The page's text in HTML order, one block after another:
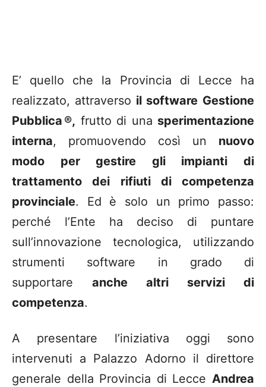
E’ quello che la Provincia di Lecce ha
realizzato, attraverso il software Gestione
Pubblica ®, frutto di una sperimentazione
interna, promuovendo così un nuovo
modo per gestire gli impianti di
trattamento dei rifiuti di competenza
provinciale. Ed è solo un primo passo:
perché l’Ente ha deciso di puntare
sull’innovazione tecnologica, utilizzando
strumenti software in grado di
supportare anche altri servizi di
competenza.
A presentare l’iniziativa oggi sono
intervenuti a Palazzo Adorno il direttore
generale della Provincia di Lecce Andrea